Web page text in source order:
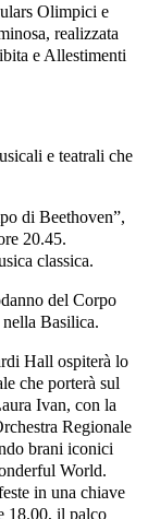
Olimpici e
realizzata
e Allestimenti
e teatrali che
di Beethoven”,
20.45.
classica.
del Corpo
Basilica.
Hall ospiterà lo
che porterà sul
Ivan, con la
Regionale
brani iconici
World.
in una chiave
18.00, il palco